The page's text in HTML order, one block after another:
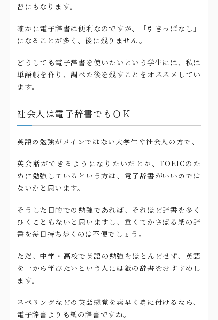
習にもなります。
確かに電子辞書は便利なのですが、「引きっぱなし」
になることが多く、後に残りません。
どうしても電子辞書を使いたいという学生には、私は
単語帳を作り、調べた後を残すことをオススメしてい
ます。
社会人は電子辞書でもＯＫ
英語の勉強がメインではない大学生や社会人の方で、
英会話ができるようになりたいだとか、TOEICのた
めに勉強しているという方は、電子辞書がいいのでは
ないかと思います。
そうした目的での勉強であれば、それほど辞書を多く
ひくこともないと思いますし、重くてかさばる紙の辞
書を毎日持ち歩くのは不便でしょう。
ただ、中学・高校で英語の勉強をほとんどせず、英語
を一から学びたいという人には紙の辞書をおすすめし
ます。
スペリングなどの英語感覚を素早く身に付けるなら、
電子辞書よりも紙の辞書ですね。